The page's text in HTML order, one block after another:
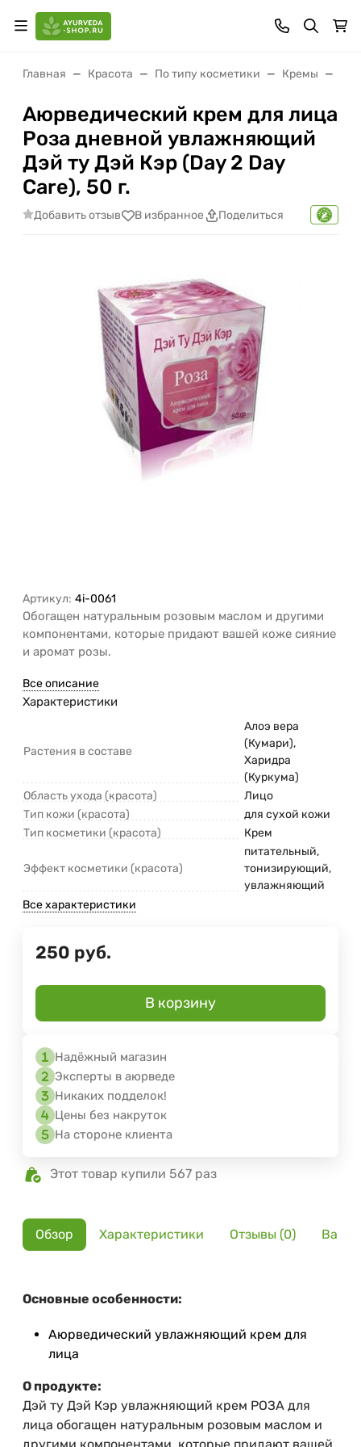
Главная Красота По типу косметики Кремы
Аюрведический крем для лица
Роза дневной увлажняющий
Дэй ту Дэй Кэр (Day 2 Day
Care), 50 г.
Добавить отзыв В избранное Поделиться
Артикул: 4i-0061
Обогащен натуральным розовым маслом и другими
компонентами, которые придают вашей коже сияние
и аромат розы.
Все описание
Характеристики
Растения в составе
Алоэ вера
(Кумари),
Харидра
(Куркума)
Область ухода (красота)
Лицо
Тип кожи (красота)
для сухой кожи
Тип косметики (красота)
Крем
Эффект косметики (красота)
питательный,
тонизирующий,
увлажняющий
Все характеристики
250 руб.
В корзину
Надёжный магазин
Эксперты в аюрведе
Никаких подделок!
Цены без накруток
На стороне клиента
Этот товар купили 567 раз
Обзор Характеристики Отзывы (0)
Основные особенности:
Аюрведический увлажняющий крем для
лица
О продукте:
Дэй ту Дэй Кэр увлажняющий крем РОЗА для
лица обогащен натуральным розовым маслом и